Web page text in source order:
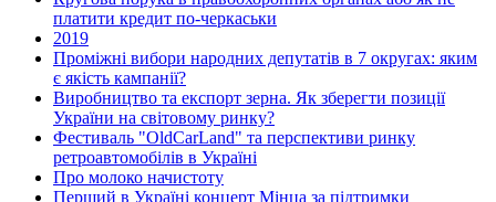
платити кредит по-черкаськи
2019
Проміжні вибори народних депутатів в 7 округах: яким
є якість кампанії?
Виробництво та експорт зерна. Як зберегти позиції
України на світовому ринку?
Фестиваль "OldCarLand" та перспективи ринку
ретроавтомобілів в Україні
Про молоко начистоту
Перший в Україні концерт Мінца за підтримки